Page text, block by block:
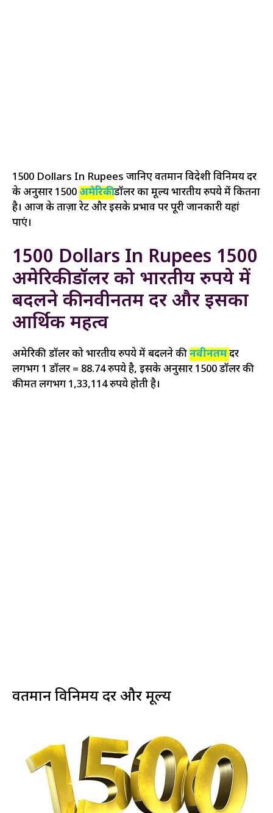
1500 Dollars In Rupees जानिए वर्तमान विदेशी विनिमय दर
के अनुसार 1500अमेरिकीडॉलर का मूल्य भारतीय रुपये में कितना
है। आज के ताज़ा रेट और इसके प्रभाव पर पूरी जानकारी यहां
पाएं।
1500 Dollars In Rupees 1500
अमेरिकी डॉलर को भारतीय रुपये में
बदलने की नवीनतम दर और इसका
आर्थिक महत्व
अमेरिकी डॉलर को भारतीय रुपये में बदलने कीनवीनतमदर
लगभग 1 डॉलर = 88.74 रुपये है, इसके अनुसार 1500 डॉलर की
कीमत लगभग 1,33,114 रुपये होती है।
वर्तमान विनिमय दर और मूल्य